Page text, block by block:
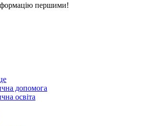
першими!
допомога
освіта